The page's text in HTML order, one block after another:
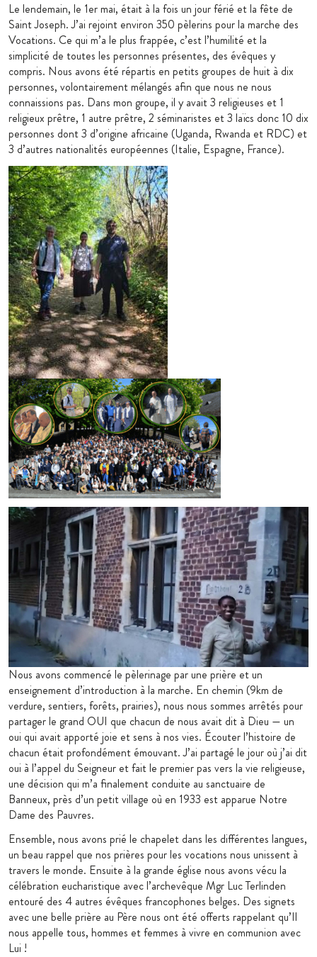
Le lendemain, le 1er mai, était à la fois un jour férié et la fête de
Saint Joseph. J’ai rejoint environ 350 pèlerins pour la marche des
Vocations. Ce qui m’a le plus frappée, c’est l’humilité et la
simplicité de toutes les personnes présentes, des évêques y
compris. Nous avons été répartis en petits groupes de huit à dix
personnes, volontairement mélangés afin que nous ne nous
connaissions pas. Dans mon groupe, il y avait 3 religieuses et 1
religieux prêtre, 1 autre prêtre, 2 séminaristes et 3 laïcs donc 10 dix
personnes dont 3 d’origine africaine (Uganda, Rwanda et RDC) et
3 d’autres nationalités européennes (Italie, Espagne, France).
Nous avons commencé le pèlerinage par une prière et un
enseignement d’introduction à la marche. En chemin (9km de
verdure, sentiers, forêts, prairies), nous nous sommes arrêtés pour
partager le grand OUI que chacun de nous avait dit à Dieu — un
oui qui avait apporté joie et sens à nos vies. Écouter l’histoire de
chacun était profondément émouvant. J’ai partagé le jour où j’ai dit
oui à l’appel du Seigneur et fait le premier pas vers la vie religieuse,
une décision qui m’a finalement conduite au sanctuaire de
Banneux, près d’un petit village où en 1933 est apparue Notre
Dame des Pauvres.
Ensemble, nous avons prié le chapelet dans les différentes langues,
un beau rappel que nos prières pour les vocations nous unissent à
travers le monde. Ensuite à la grande église nous avons vécu la
célébration eucharistique avec l’archevêque Mgr Luc Terlinden
entouré des 4 autres évêques francophones belges. Des signets
avec une belle prière au Père nous ont été offerts rappelant qu’Il
nous appelle tous, hommes et femmes à vivre en communion avec
Lui !